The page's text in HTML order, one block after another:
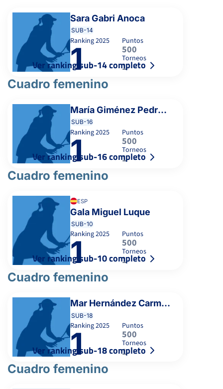
Sara Gabri Anoca
SUB-14
Ranking2025
1 Puntos
500
Torneos
1
Ver ranking sub-14 completo
Cuadro femenino
María Giménez Pedreño
SUB-16
Ranking2025
1 Puntos
500
Torneos
1
Ver ranking sub-16 completo
Cuadro femenino
ESP
Gala Miguel Luque
SUB-10
Ranking2025
1 Puntos
500
Torneos
1
Ver ranking sub-10 completo
Cuadro femenino
Mar Hernández Carmona
SUB-18
Ranking2025
1 Puntos
500
Torneos
1
Ver ranking sub-18 completo
Cuadro femenino